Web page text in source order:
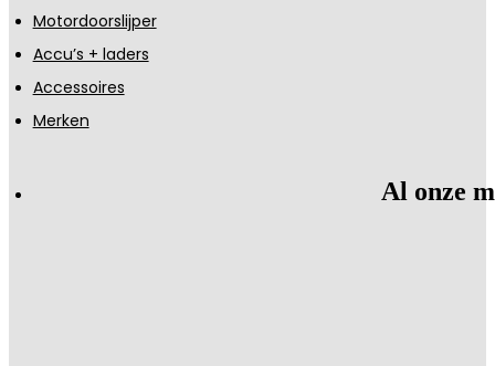
Motordoorslijper
Accu’s + laders
Accessoires
Merken
Al onze